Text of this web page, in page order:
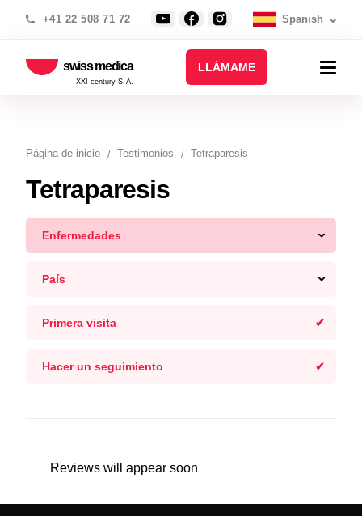
+41 22 508 71 72 Spanish
swiss medica
XXI century S.A.
LLÁMAME
Página de inicio Testimonios Tetraparesis
Tetraparesis
Enfermedades
País
Primera visita
Hacer un seguimiento
Reviews will appear soon